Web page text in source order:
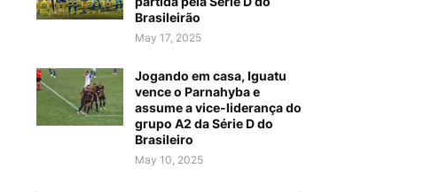
Brasileirão
May 17, 2025
Jogando em casa, Iguatu
vence o Parnahyba e
assume a vice-liderança do
grupo A2 da Série D do
Brasileiro
May 10, 2025